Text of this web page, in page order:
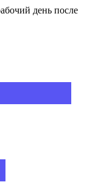
день после